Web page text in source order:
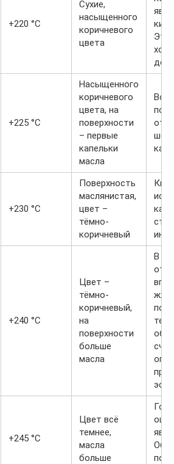
+220 °C
Сухие,
насыщенного
коричневого
цвета
Эта
+225 °C
Насыщенного
коричневого
цвета, на
поверхности
– первые
капельки
масла
Во
+230 °C
Поверхность
маслянистая,
цвет –
тёмно-
коричневый
+240 °C
Цвет –
тёмно-
коричневый,
на
поверхности
больше
масла
В
+245 °C
Цвет всё
темнее,
масла
больше